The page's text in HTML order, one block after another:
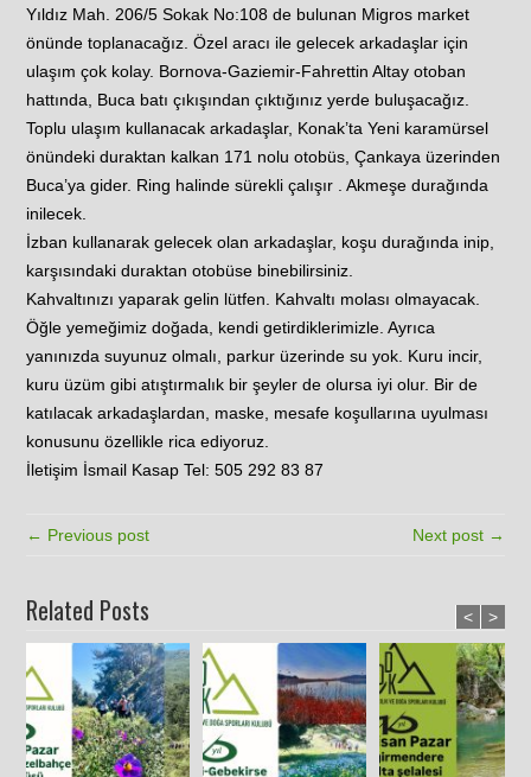
Yıldız Mah. 206/5 Sokak No:108 de bulunan Migros market
önünde toplanacağız. Özel aracı ile gelecek arkadaşlar için
ulaşım çok kolay. Bornova-Gaziemir-Fahrettin Altay otoban
hattında, Buca batı çıkışından çıktığınız yerde buluşacağız.
Toplu ulaşım kullanacak arkadaşlar, Konak’ta Yeni karamürsel
önündeki duraktan kalkan 171 nolu otobüs, Çankaya üzerinden
Buca’ya gider. Ring halinde sürekli çalışır . Akmeşe durağında
inilecek.
İzban kullanarak gelecek olan arkadaşlar, koşu durağında inip,
karşısındaki duraktan otobüse binebilirsiniz.
Kahvaltınızı yaparak gelin lütfen. Kahvaltı molası olmayacak.
Öğle yemeğimiz doğada, kendi getirdiklerimizle. Ayrıca
yanınızda suyunuz olmalı, parkur üzerinde su yok. Kuru incir,
kuru üzüm gibi atıştırmalık bir şeyler de olursa iyi olur. Bir de
katılacak arkadaşlardan, maske, mesafe koşullarına uyulması
konusunu özellikle rica ediyoruz.
İletişim İsmail Kasap Tel: 505 292 83 87
← Previous post Next post →
Related Posts < >